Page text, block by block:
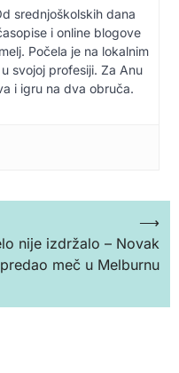
srednjoškolskih dana
i online blogove
Počela je na lokalnim
svojoj profesiji. Za Anu
i igru na dva obruča.
nije izdržalo – Novak
predao meč u Melburnu
⟶